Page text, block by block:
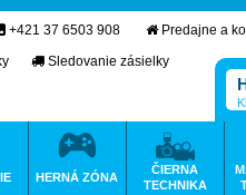
+421 37 6503 908
Predajne a
Sledovanie zásielky
HERNÁ ZÓNA
ČIERNA
TECHNIKA